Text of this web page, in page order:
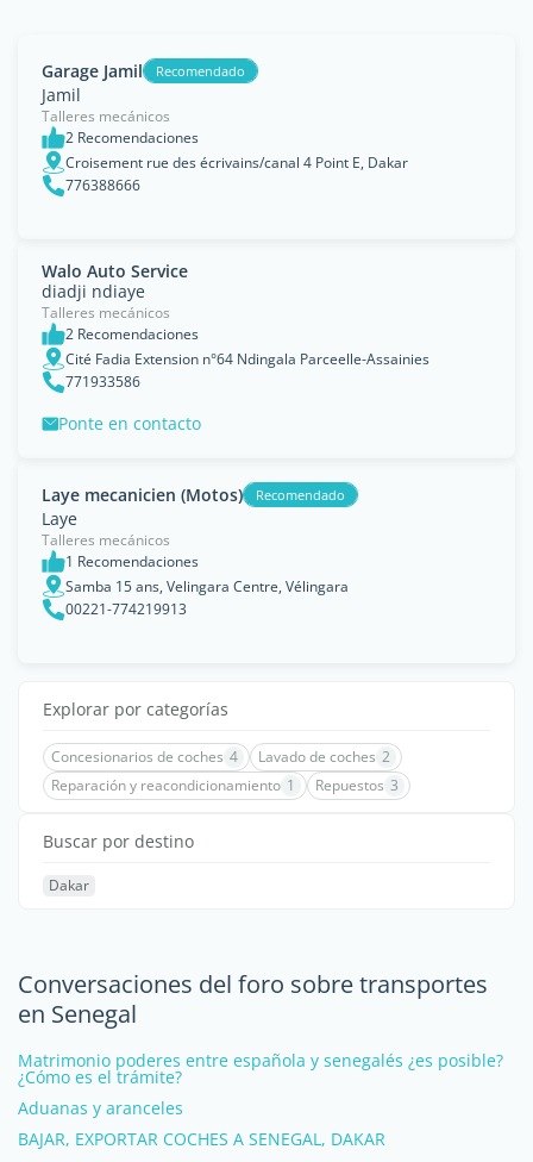
Garage Jamil Recomendado
Jamil
Talleres mecánicos
2 Recomendaciones
Croisement rue des écrivains/canal 4 Point E, Dakar
776388666
Walo Auto Service
diadji ndiaye
Talleres mecánicos
2 Recomendaciones
Cité Fadia Extension n°64 Ndingala Parceelle-Assainies
771933586
Ponte en contacto
Laye mecanicien (Motos) Recomendado
Laye
Talleres mecánicos
1 Recomendaciones
Samba 15 ans, Velingara Centre, Vélingara
00221-774219913
Explorar por categorías
Concesionarios de coches 4 Lavado de coches 2
Reparación y reacondicionamiento 1 Repuestos 3
Buscar por destino
Dakar
Conversaciones del foro sobre transportes
en Senegal
Matrimonio poderes entre española y senegalés ¿es posible?
¿Cómo es el trámite?
Aduanas y aranceles
BAJAR, EXPORTAR COCHES A SENEGAL, DAKAR